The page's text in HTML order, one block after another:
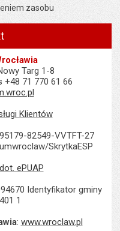
zasobu
Targ 1-8
+48 71 770 61 66
Klientów
82549-VVTFT-27
SkrytkaESP
ePUAP
Identyfikator gminy
1
: www.wroclaw.pl